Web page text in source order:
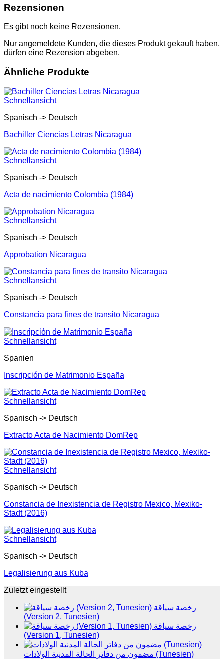
Rezensionen
Es gibt noch keine Rezensionen.
Nur angemeldete Kunden, die dieses Produkt gekauft haben,
dürfen eine Rezension abgeben.
Ähnliche Produkte
Schnellansicht
Spanisch -> Deutsch
Bachiller Ciencias Letras Nicaragua
Schnellansicht
Spanisch -> Deutsch
Acta de nacimiento Colombia (1984)
Schnellansicht
Spanisch -> Deutsch
Approbation Nicaragua
Schnellansicht
Spanisch -> Deutsch
Constancia para fines de transito Nicaragua
Schnellansicht
Spanien
Inscripción de Matrimonio España
Schnellansicht
Spanisch -> Deutsch
Extracto Acta de Nacimiento DomRep
Schnellansicht
Spanisch -> Deutsch
Constancia de Inexistencia de Registro Mexico, Mexiko-
Stadt (2016)
Schnellansicht
Spanisch -> Deutsch
Legalisierung aus Kuba
Zuletzt eingestellt
رخصة سياقة
(Version 2, Tunesien)
رخصة سياقة
(Version 1, Tunesien)
مضمون من دفاتر الحالة المدنية الولادات (Tunesien)